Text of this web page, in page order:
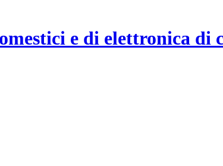
e di elettronica di